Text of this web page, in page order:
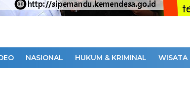
NASIONAL HUKUM & KRIMINAL WISATA